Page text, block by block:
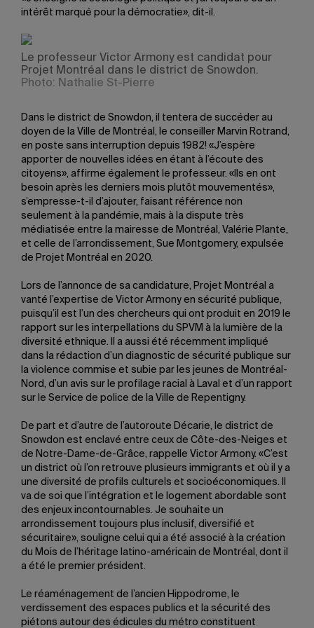
intérêt marqué pour la démocratie», dit-il.
Le professeur Victor Armony est candidat pour
Projet Montréal dans le district de Snowdon.
Photo: Nathalie St-Pierre
Dans le district de Snowdon, il tentera de succéder au
doyen de la Ville de Montréal, le conseiller Marvin Rotrand,
en poste sans interruption depuis 1982! «J’espère
apporter de nouvelles idées en étant à l’écoute des
citoyens», affirme également le professeur. «Ils en ont
besoin après les derniers mois plutôt mouvementés»,
s’empresse-t-il d’ajouter, faisant référence non
seulement à la pandémie, mais à la dispute très
médiatisée entre la mairesse de Montréal, Valérie Plante,
et celle de l’arrondissement, Sue Montgomery, expulsée
de Projet Montréal en 2020.
Lors de l’annonce de sa candidature, Projet Montréal a
vanté l’expertise de Victor Armony en sécurité publique,
puisqu’il est l’un des chercheurs qui ont produit en 2019 le
rapport sur les interpellations du SPVM à la lumière de la
diversité ethnique. Il a aussi été récemment impliqué
dans la rédaction d’un diagnostic de sécurité publique sur
la violence commise et subie par les jeunes de Montréal-
Nord, d’un avis sur le profilage racial à Laval et d’un rapport
sur le Service de police de la Ville de Repentigny.
De part et d’autre de l’autoroute Décarie, le district de
Snowdon est enclavé entre ceux de Côte-des-Neiges et
de Notre-Dame-de-Grâce, rappelle Victor Armony. «C’est
un district où l’on retrouve plusieurs immigrants et où il y a
une diversité de profils culturels et socioéconomiques. Il
va de soi que l’intégration et le logement abordable sont
des enjeux incontournables. Je souhaite un
arrondissement toujours plus inclusif, diversifié et
sécuritaire», souligne celui qui a été associé à la création
du Mois de l’héritage latino-américain de Montréal, dont il
a été le premier président.
Le réaménagement de l’ancien Hippodrome, le
verdissement des espaces publics et la sécurité des
piétons autour des édicules du métro constituent